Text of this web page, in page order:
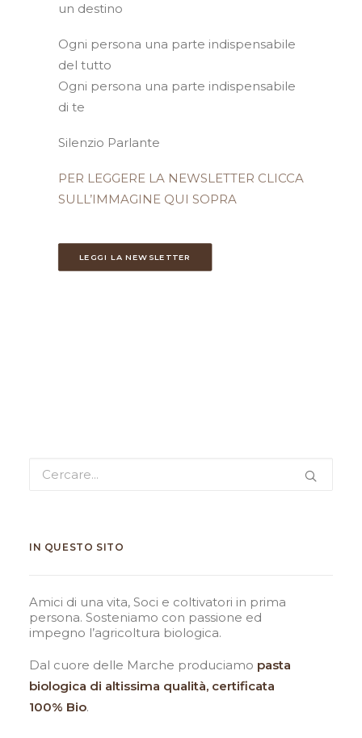
un destino
Ogni persona una parte indispensabile
del tutto
Ogni persona una parte indispensabile
di te
Silenzio Parlante
PER LEGGERE LA NEWSLETTER CLICCA
SULL’IMMAGINE QUI SOPRA
LEGGI LA NEWSLETTER
IN QUESTO SITO
Amici di una vita, Soci e coltivatori in prima
persona. Sosteniamo con passione ed
impegno l’agricoltura biologica.
Dal cuore delle Marche produciamo pasta
biologica di altissima qualità, certificata
100% Bio.